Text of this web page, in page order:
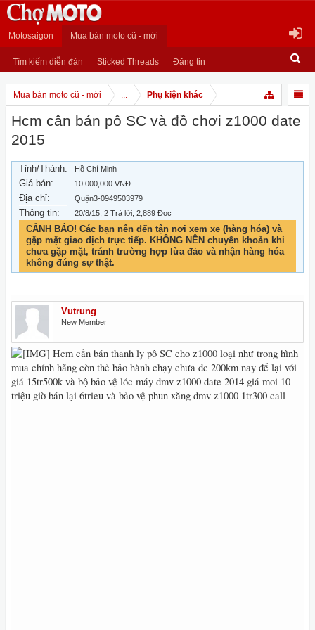
Motosaigon Mua bán moto cũ - mới
Tìm kiếm diễn đàn Sticked Threads Đăng tin
Mua bán moto cũ - mới ... Phụ kiện khác
Hcm cân bán pô SC và đồ chơi z1000 date
2015
Tỉnh/Thành: Hồ Chí Minh
Giá bán: 10,000,000 VNĐ
Địa chỉ: Quận3-0949503979
Thông tin: 20/8/15 , 2 Trả lời, 2,889 Đọc
CẢNH BÁO! Các bạn nên đến tận nơi xem xe (hàng hóa) và
gặp mặt giao dịch trực tiếp. KHÔNG NÊN chuyển khoản khi
chưa gặp mặt, tránh trường hợp lừa đảo và nhận hàng hóa
không đúng sự thật.
Vutrung
New Member
Hcm cần bán thanh ly pô SC cho z1000 loại như trong hình
mua chính hãng còn thẻ bảo hành chạy chưa dc 200km nay để lại với
giá 15tr500k và bộ bảo vệ lóc máy dmv z1000 date 2014 giá moi 10
triệu giờ bán lại 6trieu và bảo vệ phun xăng dmv z1000 1tr300 call